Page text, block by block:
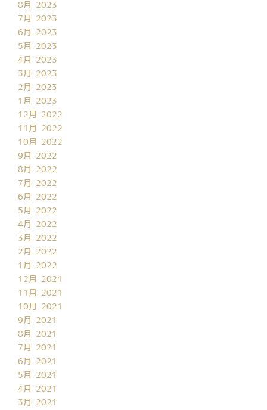
8月 2023
7月 2023
6月 2023
5月 2023
4月 2023
3月 2023
2月 2023
1月 2023
12月 2022
11月 2022
10月 2022
9月 2022
8月 2022
7月 2022
6月 2022
5月 2022
4月 2022
3月 2022
2月 2022
1月 2022
12月 2021
11月 2021
10月 2021
9月 2021
8月 2021
7月 2021
6月 2021
5月 2021
4月 2021
3月 2021